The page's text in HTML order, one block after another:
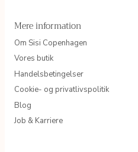
Mere information
Om Sisi Copenhagen
Vores butik
Handelsbetingelser
Cookie- og privatlivspolitik
Blog
Job & Karriere